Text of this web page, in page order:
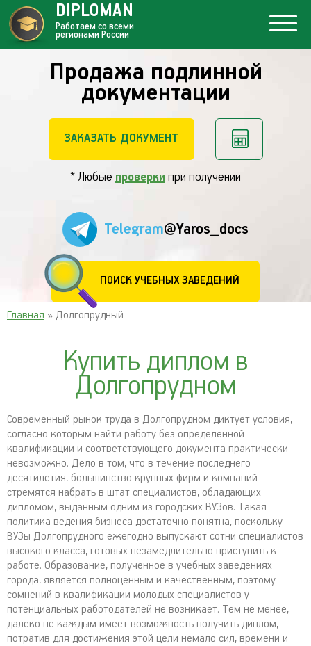
Продажа подлинной
документации
ЗАКАЗАТЬ ДОКУМЕНТ
* Любые проверки при получении
Telegram@Yaros_docs
ПОИСК УЧЕБНЫХ ЗАВЕДЕНИЙ
DIPLOMAN
Работаем со всеми
регионами России
Главная » Долгопрудный
Купить диплом в
Долгопрудном
Современный рынок труда в Долгопрудном диктует условия,
согласно которым найти работу без определенной
квалификации и соответствующего документа практически
невозможно. Дело в том, что в течение последнего
десятилетия, большинство крупных фирм и компаний
стремятся набрать в штат специалистов, обладающих
дипломом, выданным одним из городских ВУЗов. Такая
политика ведения бизнеса достаточно понятна, поскольку
ВУЗы Долгопрудного ежегодно выпускают сотни специалистов
высокого класса, готовых незамедлительно приступить к
работе. Образование, полученное в учебных заведениях
города, является полноценным и качественным, поэтому
сомнений в квалификации молодых специалистов у
потенциальных работодателей не возникает. Тем не менее,
далеко не каждым имеет возможность получить диплом,
потратив для достижения этой цели немало сил, времени и